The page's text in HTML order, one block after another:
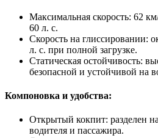
Максимальная скорость: 62
60 л. с.
Скорость на глиссировании:
л. с. при полной загрузке.
Статическая остойчивость:
безопасной и устойчивой на
Компоновка и удобства:
Открытый кокпит: разделен
водителя и пассажира.